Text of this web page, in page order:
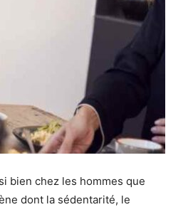
bien chez les hommes que
dont la sédentarité, le